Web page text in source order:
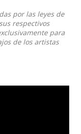
por las leyes de
respectivos
para
de los artistas